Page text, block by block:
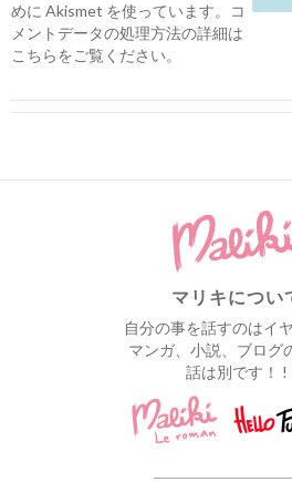
めに Akismet を使っています。
コ
メントデータの処理方法の詳細は
こちらをご覧ください。
マリキについ
自分の事を話すのはイ
マンガ、小説、ブログ
話は別です！ !